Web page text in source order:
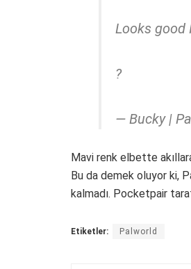
Looks good
?
— Bucky |
Mavi renk elbette
Bu da demek oluyor ki,
kalmadı. Pocketpair
Etiketler: Palworld